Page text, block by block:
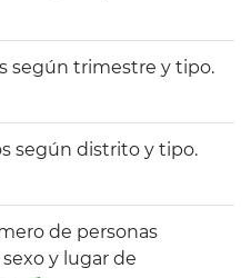
según trimestre y tipo.
según distrito y tipo.
de personas
y lugar de